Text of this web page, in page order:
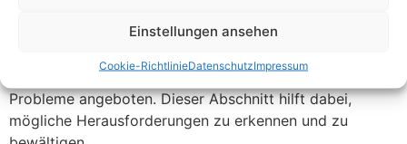
Einstellungen ansehen
Cookie-RichtlinieDatenschutzImpressum
elektrischer Geräte besprochen und Lösungen für diese
Probleme angeboten. Dieser Abschnitt hilft dabei,
mögliche Herausforderungen zu erkennen und zu